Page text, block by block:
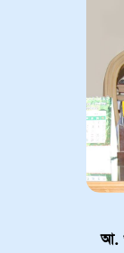
আ.